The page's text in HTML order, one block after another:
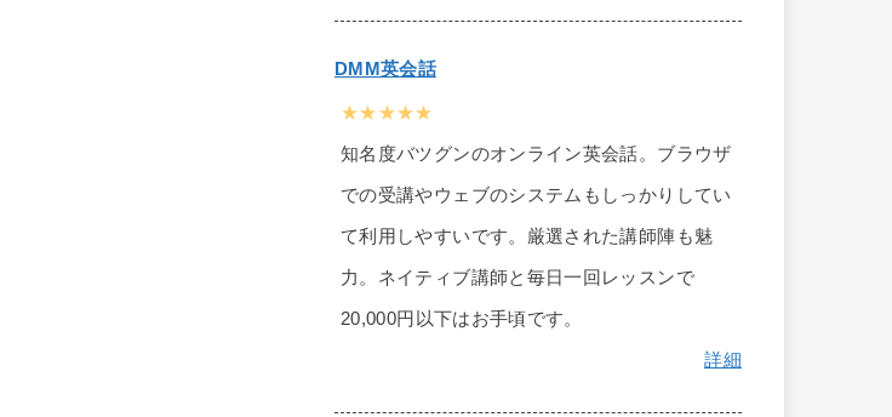
DMM英会話
★★★★★
知名度バツグンのオンライン英会話。ブラウザ
での受講やウェブのシステムもしっかりしてい
て利用しやすいです。厳選された講師陣も魅
力。ネイティブ講師と毎日一回レッスンで
20,000円以下はお手頃です。
詳細